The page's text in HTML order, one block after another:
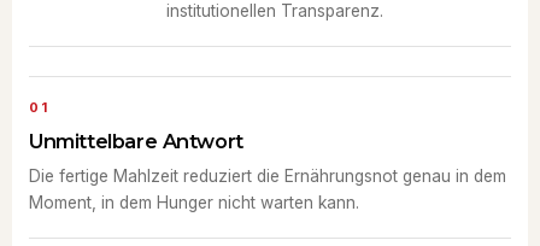
institutionellen Transparenz.
01
Unmittelbare Antwort
Die fertige Mahlzeit reduziert die Ernährungsnot genau in dem
Moment, in dem Hunger nicht warten kann.